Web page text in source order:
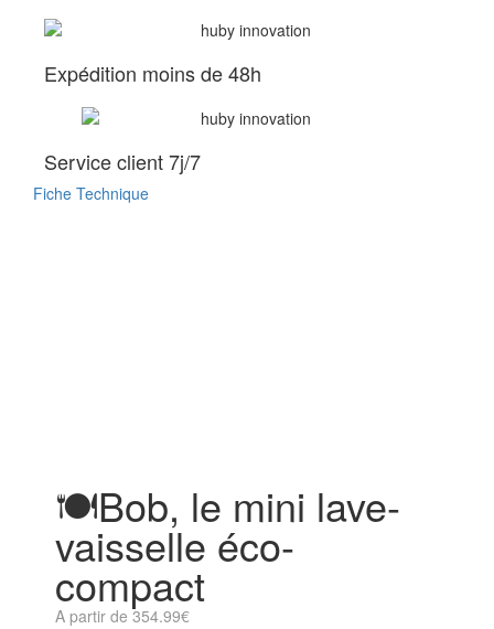
Expédition moins de 48h
Service client 7j/7
Fiche Technique
🍽️Bob, le mini lave-
vaisselle éco-
compact
A partir de 354.99€